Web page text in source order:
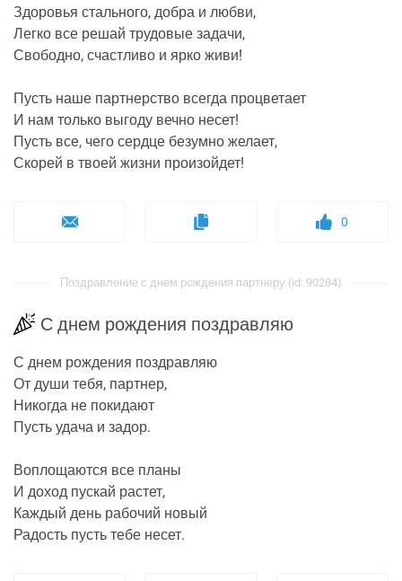
Здоровья стального, добра и любви,
Легко все решай трудовые задачи,
Свободно, счастливо и ярко живи!
Пусть наше партнерство всегда процветает
И нам только выгоду вечно несет!
Пусть все, чего сердце безумно желает,
Скорей в твоей жизни произойдет!
0
Поздравление с днем рождения партнеру (id: 90284)
С днем рождения поздравляю
С днем рождения поздравляю
От души тебя, партнер,
Никогда не покидают
Пусть удача и задор.
Воплощаются все планы
И доход пускай растет,
Каждый день рабочий новый
Радость пусть тебе несет.